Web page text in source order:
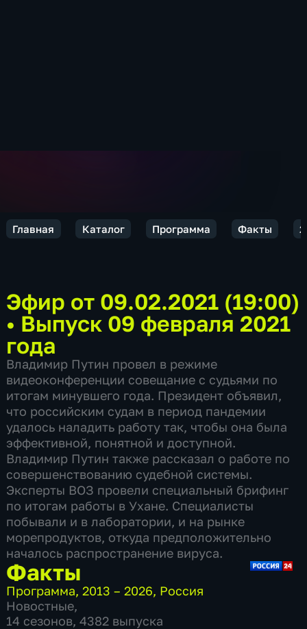
Главная Каталог Программа Факты
Эфир от 09.02.2021 (19:00)
• Выпуск 09 февраля 2021
года
Владимир Путин провел в режиме
видеоконференции совещание с судьями по
итогам минувшего года. Президент объявил,
что российским судам в период пандемии
удалось наладить работу так, чтобы она была
эффективной, понятной и доступной.
Владимир Путин также рассказал о работе по
совершенствованию судебной системы.
Эксперты ВОЗ провели специальный брифинг
по итогам работы в Ухане. Специалисты
побывали и в лаборатории, и на рынке
морепродуктов, откуда предположительно
началось распространение вируса.
Факты
Программа,2013 – 2026, Россия
Новостные,
14 сезонов, 4382 выпуска